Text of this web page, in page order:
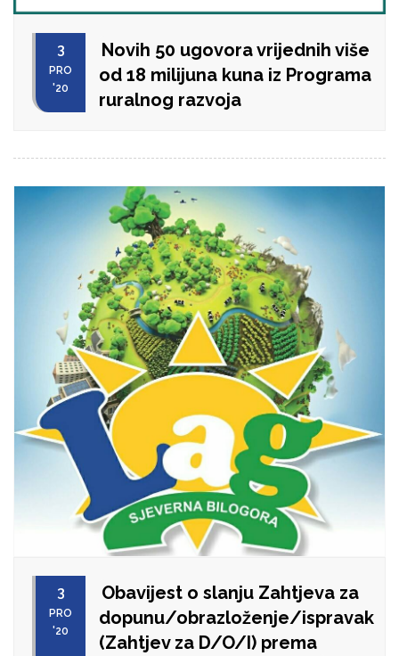
3
PRO
'20
Novih 50 ugovora vrijednih više
od 18 milijuna kuna iz Programa
ruralnog razvoja
3
PRO
'20
Obavijest o slanju Zahtjeva za
dopunu/obrazloženje/ispravak
(Zahtjev za D/O/I) prema